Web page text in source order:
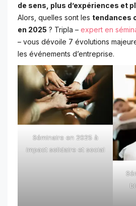
de sens, plus d’expériences et
Alors, quelles sont les tendances
en 2025 ? Tripla – expert en
– vous dévoile 7 évolutions
les événements d’entreprise.
Séminaire en 2025 à
impact solidaire et social